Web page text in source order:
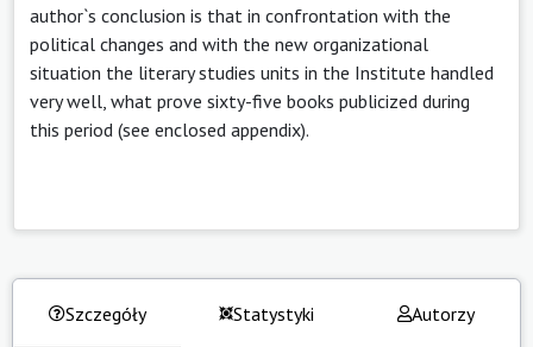
author`s conclusion is that in confrontation with the
political changes and with the new organizational
situation the literary studies units in the Institute handled
very well, what prove sixty-five books publicized during
this period (see enclosed appendix).
Szczegóły Statystyki Autorzy